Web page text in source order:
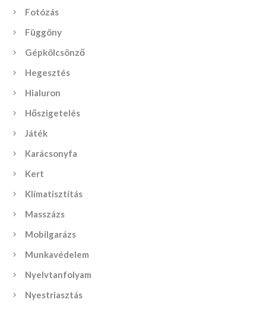
Fotózás
Függöny
Gépkölcsönző
Hegesztés
Hialuron
Hőszigetelés
Játék
Karácsonyfa
Kert
Klímatisztítás
Masszázs
Mobilgarázs
Munkavédelem
Nyelvtanfolyam
Nyestriasztás